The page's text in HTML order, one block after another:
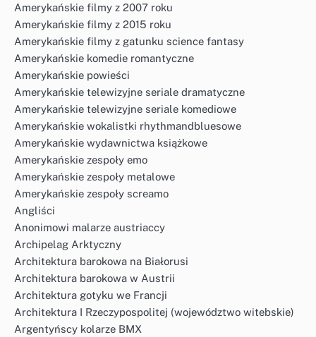
Amerykańskie filmy z 2007 roku
Amerykańskie filmy z 2015 roku
Amerykańskie filmy z gatunku science fantasy
Amerykańskie komedie romantyczne
Amerykańskie powieści
Amerykańskie telewizyjne seriale dramatyczne
Amerykańskie telewizyjne seriale komediowe
Amerykańskie wokalistki rhythmandbluesowe
Amerykańskie wydawnictwa książkowe
Amerykańskie zespoły emo
Amerykańskie zespoły metalowe
Amerykańskie zespoły screamo
Angliści
Anonimowi malarze austriaccy
Archipelag Arktyczny
Architektura barokowa na Białorusi
Architektura barokowa w Austrii
Architektura gotyku we Francji
Architektura I Rzeczypospolitej (województwo witebskie)
Argentyńscy kolarze BMX